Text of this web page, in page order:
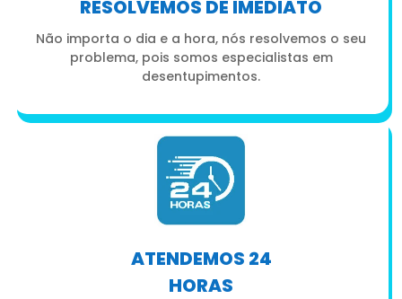
RESOLVEMOS DE IMEDIATO
Não importa o dia e a hora, nós resolvemos o seu
problema, pois somos especialistas em
desentupimentos.
ATENDEMOS 24
HORAS